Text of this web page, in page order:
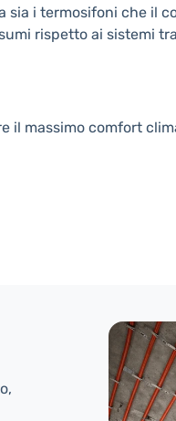
sia i termosifoni che il
rispetto ai sistemi
massimo comfort